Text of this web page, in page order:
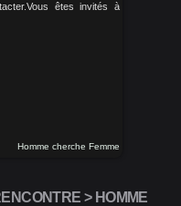
êtes invités à
Homme cherche Femme
> HOMME